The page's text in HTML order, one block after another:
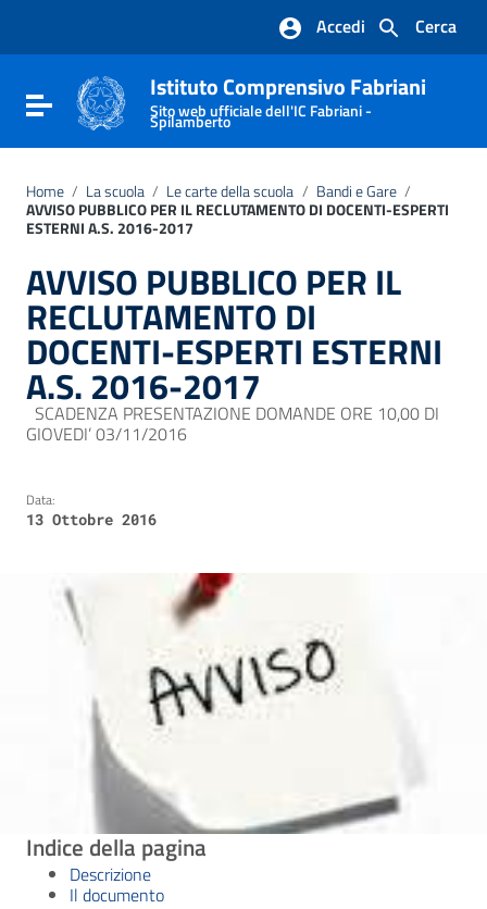
Vai al footer
Cerca
Accedi
Attiva / disattiva la navigazione
Istituto Comprensivo Fabriani
Sito web ufficiale dell'IC Fabriani -
Spilamberto
Home / La scuola / Le carte della scuola / Bandi e Gare /
AVVISO PUBBLICO PER IL RECLUTAMENTO DI DOCENTI-ESPERTI
ESTERNI A.S. 2016-2017
AVVISO PUBBLICO PER IL
RECLUTAMENTO DI
DOCENTI-ESPERTI ESTERNI
A.S. 2016-2017
SCADENZA PRESENTAZIONE DOMANDE ORE 10,00 DI
GIOVEDI’ 03/11/2016
Data:
13 Ottobre 2016
Indice della pagina
Descrizione
Il documento